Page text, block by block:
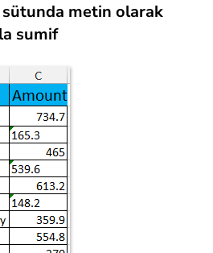
metin olarak
sumif